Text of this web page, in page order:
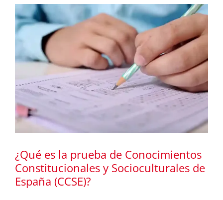
¿Qué es la prueba de Conocimientos
Constitucionales y Socioculturales de
España (CCSE)?